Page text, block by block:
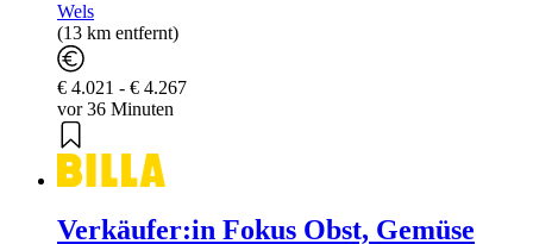
Wels
(13 km entfernt)
€ 4.021 - € 4.267
vor 36 Minuten
Verkäufer:in Fokus Obst, Gemüse